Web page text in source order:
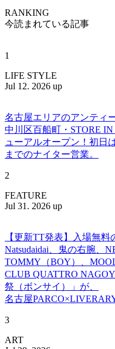
RANKING
今読まれている記事
1
LIFE STYLE
Jul 12. 2026 up
名古屋エリアのアンティ
中川区百船町・STORE IN
ューアルオープン！初日
までのナイター営業。
2
FEATURE
Jul 31. 2026 up
【更新TT発表】入場無料
Natsudaidai、鬼の右腕、
TOMMY（BOY）、
CLUB QUATTRO
祭（ボンサイ）」が、
名古屋
3
ART